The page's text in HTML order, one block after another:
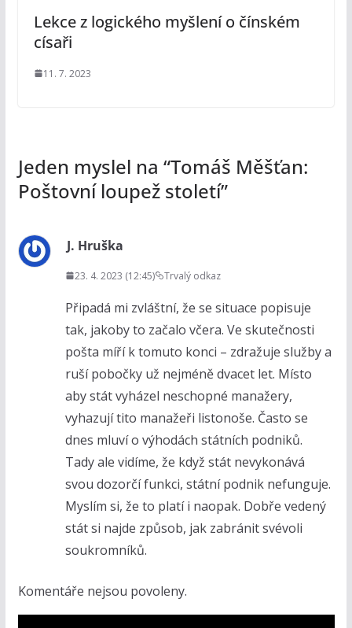
Lekce z logického myšlení o čínském
císaři
11. 7. 2023
Jeden myslel na “Tomáš Měšťan:
Poštovní loupež století”
J. Hruška
23. 4. 2023 (12:45) Trvalý odkaz
Připadá mi zvláštní, že se situace popisuje
tak, jakoby to začalo včera. Ve skutečnosti
pošta míří k tomuto konci – zdražuje služby a
ruší pobočky už nejméně dvacet let. Místo
aby stát vyházel neschopné manažery,
vyhazují tito manažeři listonoše. Často se
dnes mluví o výhodách státních podniků.
Tady ale vidíme, že když stát nevykonává
svou dozorčí funkci, státní podnik nefunguje.
Myslím si, že to platí i naopak. Dobře vedený
stát si najde způsob, jak zabránit svévoli
soukromníků.
Komentáře nejsou povoleny.